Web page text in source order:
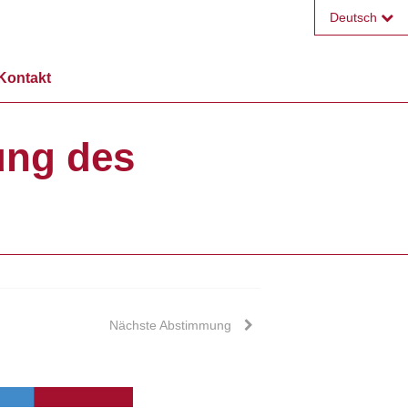
Kontakt
Deutsch
des
Nächste Abstimmung